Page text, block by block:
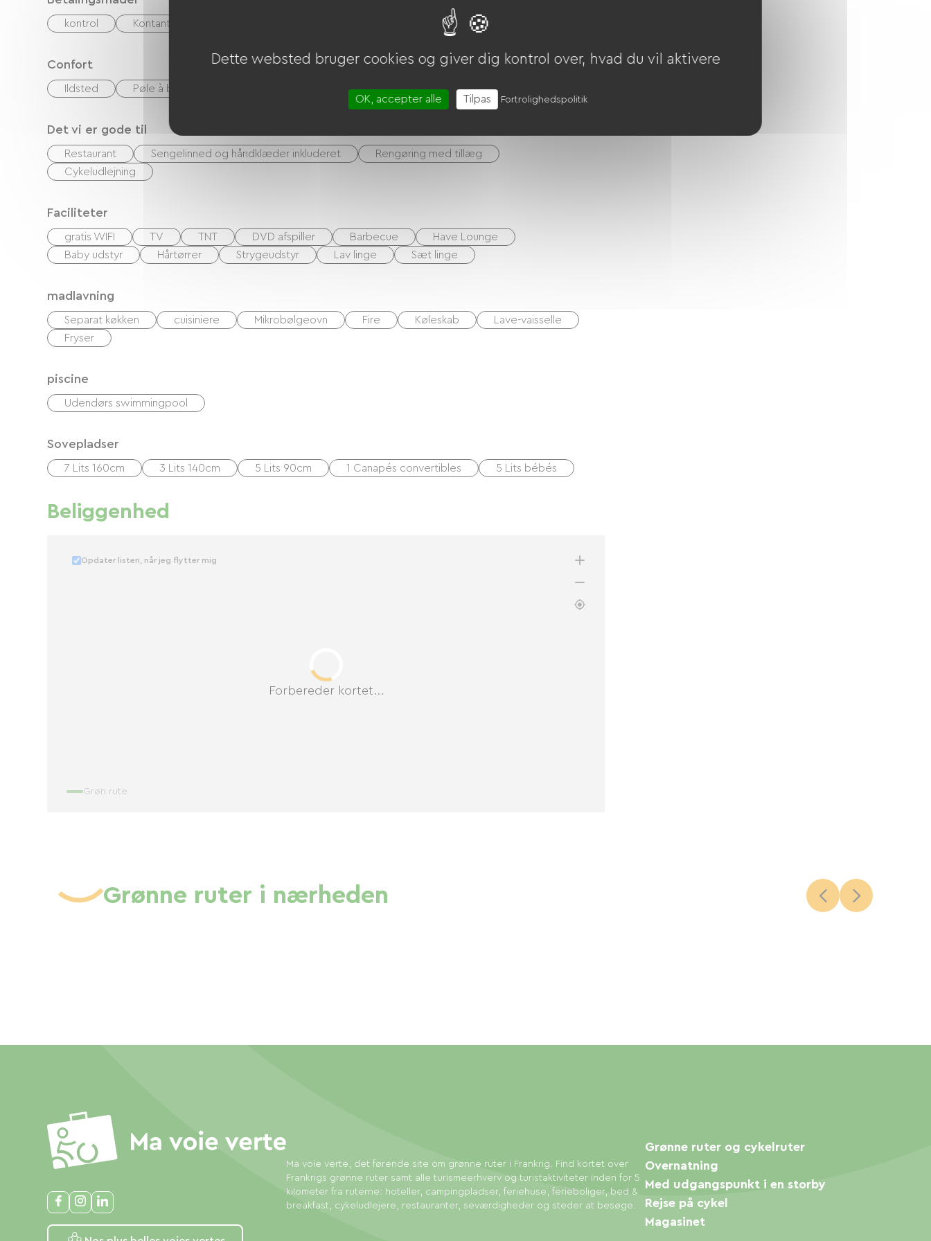
kontrol Kontanter
Confort
Ildsted Pøle à bois
Det vi er gode til
Restaurant Sengelinned og håndklæder inkluderet
Rengøring med tillæg
Cykeludlejning
Faciliteter
gratis WIFI TV TNT DVD afspiller Barbecue
Have Lounge
Baby udstyr
Hårtørrer Strygeudstyr Lav linge Sæt linge
madlavning
Separat køkken cuisiniere Mikrobølgeovn Fire Køleskab
Lave-vaisselle
Fryser
piscine
Udendørs swimmingpool
Sovepladser
7 Lits 160cm 3 Lits 140cm 5 Lits 90cm 1 Canapés convertibles 5 Lits bébés
Beliggenhed
Forbereder kortet...
Opdater listen, når jeg flytter mig
Grøn rute
Grønne ruter i nærheden
Ma voie verte, det førende site om grønne ruter i Frankrig. Find kortet over
Frankrigs grønne ruter samt alle turismeerhverv og turistaktiviteter inden for 5
kilometer fra ruterne: hoteller, campingpladser, feriehuse, ferieboliger, bed &
breakfast, cykeludlejere, restauranter, seværdigheder og steder at besøge.
Grønne ruter og cykelruter
Overnatning
Med udgangspunkt i en storby
Rejse på cykel
Magasinet
Dette websted bruger cookies og giver dig kontrol over, hvad du vil aktivere
OK, accepter alle Tilpas Fortrolighedspolitik